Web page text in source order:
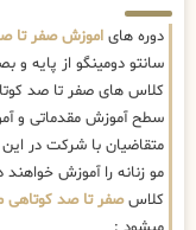
دوره های اموزش صفر تا
سانتو دومینگو از پایه
کلاس های صفر تا صد
سطح آموزش مقدماتی و
مو زنانه را آموزش خواهند
کلاسصفر تا صد کوتاهی